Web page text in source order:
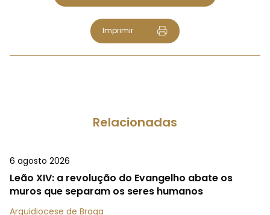
Imprimir
Relacionadas
6 agosto 2026
Leão XIV: a revolução do Evangelho abate os
muros que separam os seres humanos
Arquidiocese de Braga